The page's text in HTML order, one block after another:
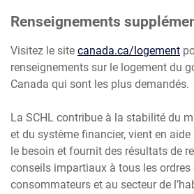
Renseignements
Visitez le site canada.ca/logement
renseignements sur le logement du
Canada qui sont les plus demandés.
La SCHL contribue à la stabilité du
et du système financier, vient en
le besoin et fournit des résultats de
conseils impartiaux à tous les ordres
consommateurs et au secteur de